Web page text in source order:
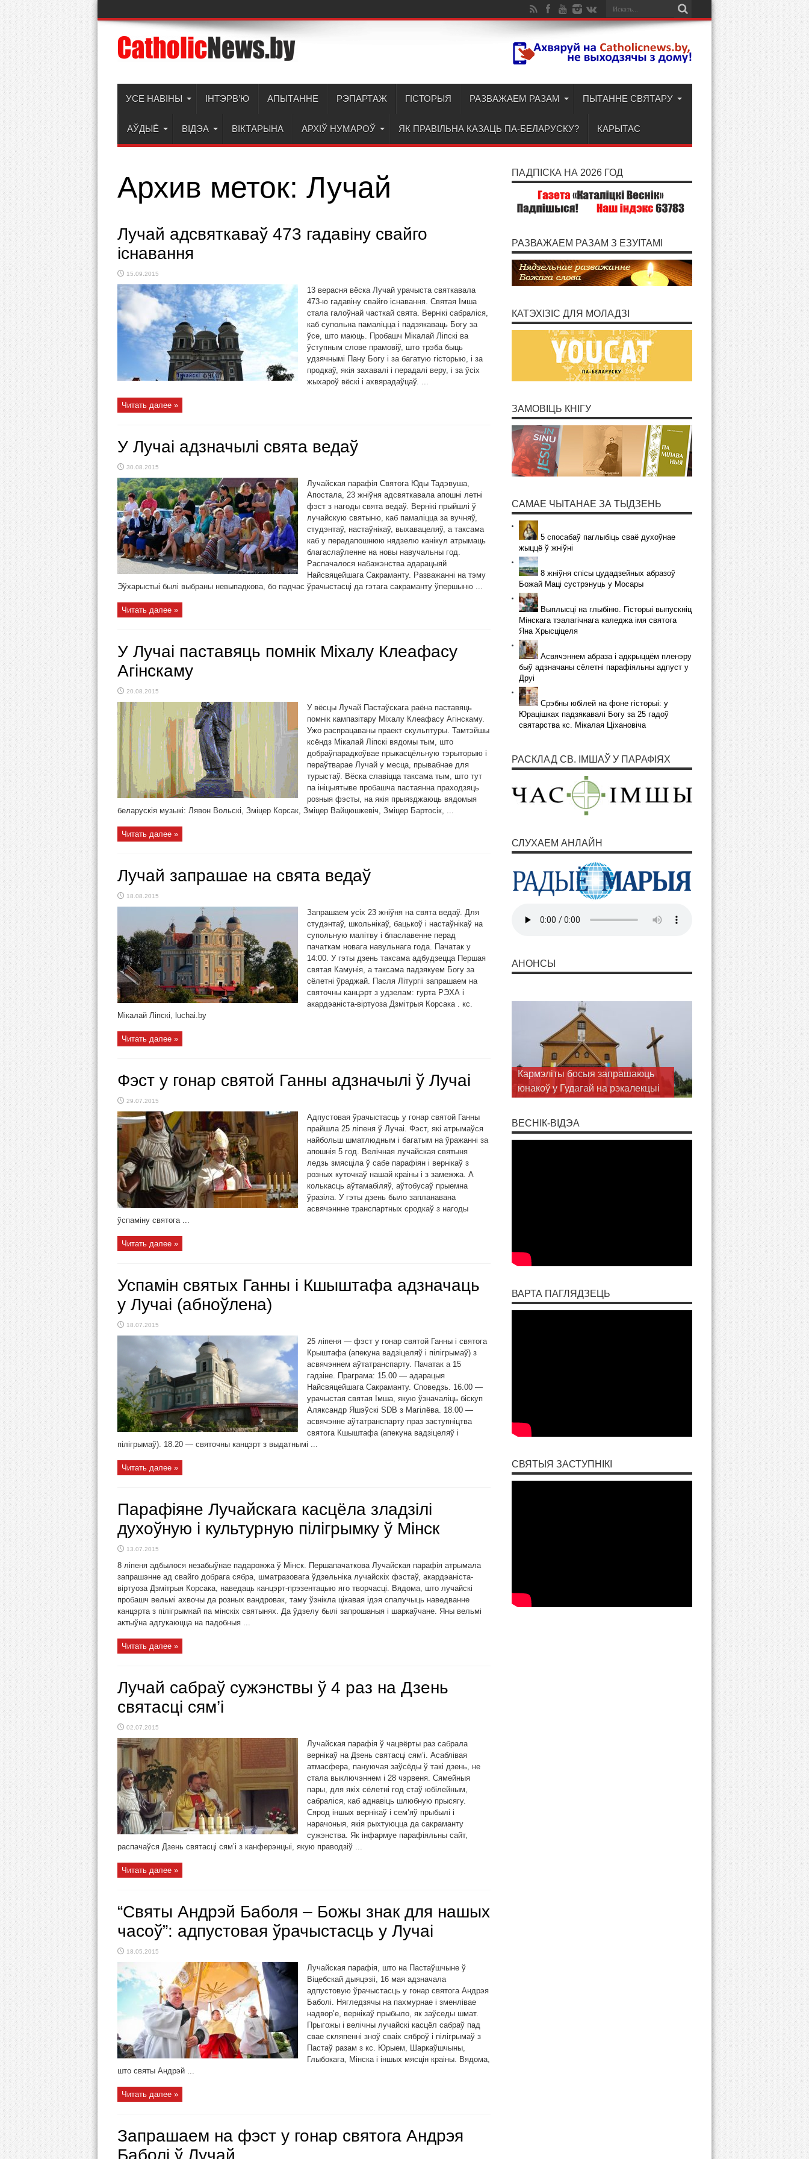
УСЕ НАВІНЫ ІНТЭРВ’Ю АПЫТАННЕ РЭПАРТАЖ ГІСТОРЫЯ РАЗВАЖАЕМ РАЗАМ ПЫТАННЕ СВЯТАРУ
АЎДЫЁ ВІДЭА ВІКТАРЫНА АРХІЎ НУМАРОЎ ЯК ПРАВІЛЬНА КАЗАЦЬ ПА-БЕЛАРУСКУ? КАРЫТАС
Архив меток: Лучай
Лучай адсвяткаваў 473 гадавіну свайго
існавання
15.09.2015
13 верасня вёска Лучай урачыста святкавала
473-ю гадавіну свайго існавання. Святая Імша
стала галоўнай часткай свята. Вернікі сабраліся,
каб супольна памаліцца і падзякаваць Богу за
ўсе, што маюць. Пробашч Мікалай Ліпскі ва
ўступным слове прамовіў, што трэба быць
удзячнымі Пану Богу і за багатую гісторыю, і за
продкаў, якія захавалі і перадалі веру, і за ўсіх
жыхароў вёскі і ахвярадаўцаў. ...
Читать далее »
У Лучаі адзначылі свята ведаў
30.08.2015
Лучайская парафія Святога Юды Тадэвуша,
Апостала, 23 жніўня адсвяткавала апошні летні
фэст з нагоды свята ведаў. Вернікі прыйшлі ў
лучайскую святыню, каб памаліцца за вучняў,
студэнтаў, настаўнікаў, выхавацеляў, а таксама
каб у перадапошнюю нядзелю канікул атрымаць
благаслаўленне на новы навучальны год.
Распачалося набажэнства адарацыяй
Найсвяцейшага Сакраманту. Разважанні на тэму
Эўхарыстыі былі выбраны невыпадкова, бо падчас ўрачыстасці да гэтага сакраманту ўпершыню ...
Читать далее »
У Лучаі паставяць помнік Міхалу Клеафасу
Агінскаму
20.08.2015
У вёсцы Лучай Пастаўскага раёна паставяць
помнік кампазітару Міхалу Клеафасу Агінскаму.
Ужо распрацаваны праект скульптуры. Тамтэйшы
ксёндз Мікалай Ліпскі вядомы тым, што
добраўпарадкоўвае прыкасцёльную тэрыторыю і
пераўтварае Лучай у месца, прывабнае для
турыстаў. Вёска славіцца таксама тым, што тут
па ініцыятыве пробашча пастаянна праходзяць
розныя фэсты, на якія прыязджаюць вядомыя
беларускія музыкі: Лявон Вольскі, Зміцер Корсак, Зміцер Вайцюшкевіч, Зміцер Бартосік, ...
Читать далее »
Лучай запрашае на свята ведаў
18.08.2015
Запрашаем усіх 23 жніўня на свята ведаў. Для
студэнтаў, школьнікаў, бацькоў і настаўнікаў на
супольную малітву і блаславенне перад
пачаткам новага навульнага года. Пачатак у
14:00. У гэты дзень таксама адбудзецца Першая
святая Камунія, а таксама падзякуем Богу за
сёлетні ўраджай. Пасля Літургіі запрашаем на
святочны канцэрт з удзелам: гурта РЭХА і
акардэаніста-віртуоза Дзмітрыя Корсака . кс.
Мікалай Ліпскі, luchai.by
Читать далее »
Фэст у гонар святой Ганны адзначылі ў Лучаі
29.07.2015
Адпустовая ўрачыстасць у гонар святой Ганны
прайшла 25 ліпеня ў Лучаі. Фэст, які атрымаўся
найбольш шматлюдным і багатым на ўражанні за
апошнія 5 год. Велічная лучайская святыня
ледзь змясціла ў сабе парафіян і вернікаў з
розных куточкаў нашай краіны і з замежжа. А
колькасць аўтамабіляў, аўтобусаў прыемна
ўразіла. У гэты дзень было запланавана
асвячэннне транспартных сродкаў з нагоды
ўспаміну святога ...
Читать далее »
Успамін святых Ганны і Кшыштафа адзначаць
у Лучаі (абноўлена)
18.07.2015
25 ліпеня — фэст у гонар святой Ганны і святога
Крыштафа (апекуна вадзіцеляў і пілігрымаў) з
асвячэннем аўтатранспарту. Пачатак а 15
гадзіне. Праграма: 15.00 — адарацыя
Найсвяцейшага Сакраманту. Споведзь. 16.00 —
урачыстая святая Імша, якую ўзначаліць біскуп
Аляксандр Яшэўскі SDB з Магілёва. 18.00 —
асвячэнне аўтатранспарту праз заступніцтва
святога Кшыштафа (апекуна вадзіцеляў і
пілігрымаў). 18.20 — святочны канцэрт з выдатнымі ...
Читать далее »
Парафіяне Лучайскага касцёла зладзілі
духоўную і культурную пілігрымку ў Мінск
13.07.2015
8 ліпеня адбылося незабыўнае падарожжа ў Мінск. Першапачаткова Лучайская парафія атрымала
запрашэнне ад свайго добрага сябра, шматразовага ўдзельніка лучайскіх фэстаў, акардэаніста-
віртуоза Дзмітрыя Корсака, наведаць канцэрт-прэзентацыю яго творчасці. Вядома, што лучайскі
пробашч вельмі ахвочы да розных вандровак, таму ўзнікла цікавая ідэя спалучыць наведванне
канцэрта з пілігрымкай па мінскіх святынях. Да ўдзелу былі запрошаныя і шаркаўчане. Яны вельмі
актыўна адгукаюцца на падобныя ...
Читать далее »
Лучай сабраў сужэнствы ў 4 раз на Дзень
святасці сям’і
02.07.2015
Лучайская парафія ў чацвёрты раз сабрала
вернікаў на Дзень святасці сям’і. Асаблівая
атмасфера, пануючая заўсёды ў такі дзень, не
стала выключэннем і 28 чэрвеня. Сямейныя
пары, для якіх сёлетні год стаў юбілейным,
сабраліся, каб аднавіць шлюбную прысягу.
Сярод іншых вернікаў і сем’яў прыбылі і
нарачоныя, якія рыхтуюцца да сакраманту
сужэнства. Як інфармуе парафіяльны сайт,
распачаўся Дзень святасці сям’і з канферэнцыі, якую праводзіў ...
Читать далее »
“Святы Андрэй Баболя – Божы знак для нашых
часоў”: адпустовая ўрачыстасць у Лучаі
18.05.2015
Лучайская парафія, што на Пастаўшчыне ў
Віцебскай дыяцэзіі, 16 мая адзначала
адпустовую ўрачыстасць у гонар святога Андрэя
Баболі. Нягледзячы на пахмурнае і зменлівае
надвор’е, вернікаў прыбыло, як заўседы шмат.
Прыгожы і велічны лучайскі касцёл сабраў пад
свае скляпенні зноў сваіх сяброў і пілігрымаў з
Пастаў разам з кс. Юрыем, Шаркаўшчыны,
Глыбокага, Мінска і іншых мясцін краіны. Вядома,
што святы Андрэй ...
Читать далее »
Запрашаем на фэст у гонар святога Андрэя
Баболі ў Лучай
ПАДПІСКА НА 2026 ГОД
РАЗВАЖАЕМ РАЗАМ З ЕЗУІТАМІ
КАТЭХІЗІС ДЛЯ МОЛАДЗІ
ЗАМОВІЦЬ КНІГУ
САМАЕ ЧЫТАНАЕ ЗА ТЫДЗЕНЬ
5 спосабаў паглыбіць сваё духоўнае
жыццё ў жніўні
8 жніўня спісы цудадзейных абразоў
Божай Маці сустрэнуць у Мосары
Выплысці на глыбіню. Гісторыі выпускніц
Мінскага тэалагічнага каледжа імя святога
Яна Хрысціцеля
Асвячэннем абраза і адкрыццём пленэру
быў адзначаны сёлетні парафіяльны адпуст у
Друі
Срэбны юбілей на фоне гісторыі: у
Юрацішках падзякавалі Богу за 25 гадоў
святарства кс. Мікалая Ціхановіча
РАСКЛАД СВ. ІМШАЎ У ПАРАФІЯХ
СЛУХАЕМ АНЛАЙН
АНОНСЫ
Запрашаем разам з Марыяй
шукаць Волі Божай у пілігрымцы
ў Браслаў
ВЕСНІК-ВІДЭА
ВАРТА ПАГЛЯДЗЕЦЬ
СВЯТЫЯ ЗАСТУПНІКІ